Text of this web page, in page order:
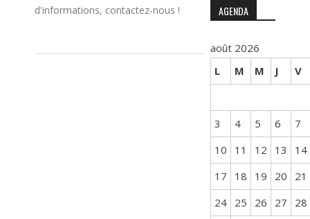
d'informations, contactez-nous !
AGENDA
août 2026
L
M M J V
3 4 5 6
7
10
11 12 13
14
17
18 19 20
21
24 25 26 27
28